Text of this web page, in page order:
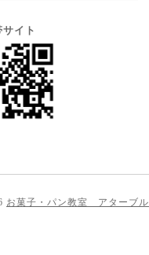
サイト
お菓子・パン教室 アターブル